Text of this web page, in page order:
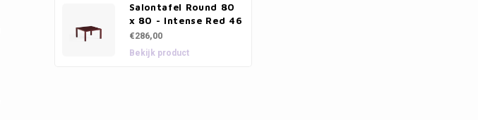
Salontafel Round 80
x 80 - Intense Red 46
€286,00
Bekijk product